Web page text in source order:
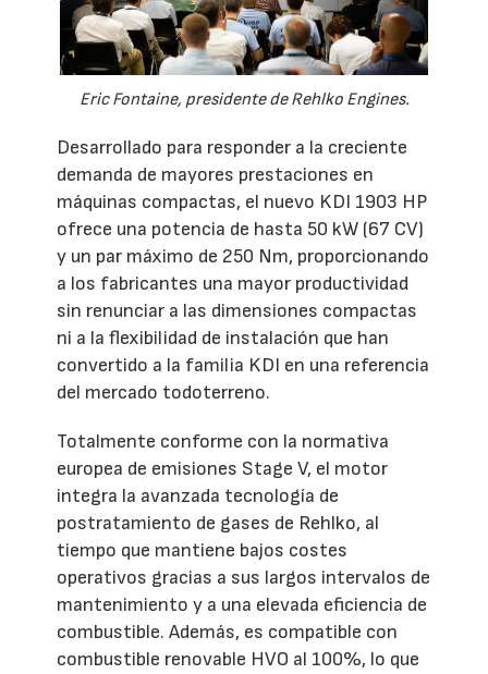
Eric Fontaine, presidente de Rehlko Engines.
Desarrollado para responder a la creciente
demanda de mayores prestaciones en
máquinas compactas, el nuevo KDI 1903 HP
ofrece una potencia de hasta 50 kW (67 CV)
y un par máximo de 250 Nm, proporcionando
a los fabricantes una mayor productividad
sin renunciar a las dimensiones compactas
ni a la flexibilidad de instalación que han
convertido a la familia KDI en una referencia
del mercado todoterreno.
Totalmente conforme con la normativa
europea de emisiones Stage V, el motor
integra la avanzada tecnología de
postratamiento de gases de Rehlko, al
tiempo que mantiene bajos costes
operativos gracias a sus largos intervalos de
mantenimiento y a una elevada eficiencia de
combustible. Además, es compatible con
combustible renovable HVO al 100%, lo que